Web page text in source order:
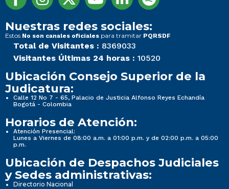
Nuestras redes sociales:
Estos No son canales oficiales para tramitar PQRSDF
Total de Visitantes : 8369033
Visitantes Últimas 24 horas : 10520
Ubicación Consejo Superior de la
Judicatura:
Calle 12 No 7 - 65, Palacio de Justicia Alfonso Reyes Echandía
Bogotá - Colombia
Horarios de Atención:
Atención Presencial:
Lunes a Viernes de 08:00 a.m. a 01:00 p.m. y de 02:00 p.m. a 05:00
p.m.
Ubicación de Despachos Judiciales
y Sedes administrativas:
Directorio Nacional